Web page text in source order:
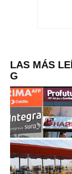
LAS MÁS
G